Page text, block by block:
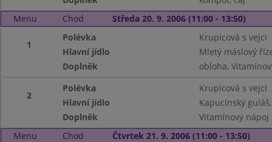
Menu
Chod Středa 20. 9. 2006 (11:00 - 13:50)
1
Polévka
Krupicová s vejci
Hlavní jídlo
Mletý máslový
Doplněk
obloha,
2
Polévka
Krupicová s vejci
Hlavní jídlo
Kapucínský
Doplněk
Vitamínový nápoj
Menu
Chod Čtvrtek 21. 9. 2006 (11:00 - 13:50)